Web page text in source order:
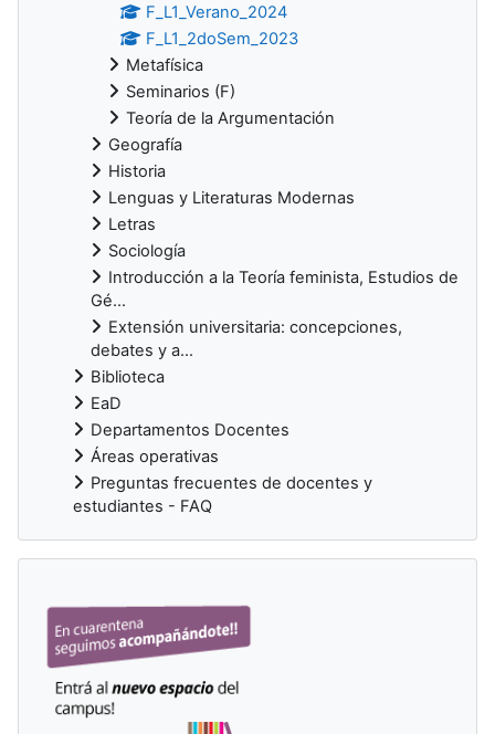
F_L1_Verano_2024
F_L1_2doSem_2023
Metafísica
Seminarios (F)
Teoría de la Argumentación
Geografía
Historia
Lenguas y Literaturas Modernas
Letras
Sociología
Introducción a la Teoría feminista, Estudios de
Gé...
Extensión universitaria: concepciones,
debates y a...
Biblioteca
EaD
Departamentos Docentes
Áreas operativas
Preguntas frecuentes de docentes y
estudiantes - FAQ